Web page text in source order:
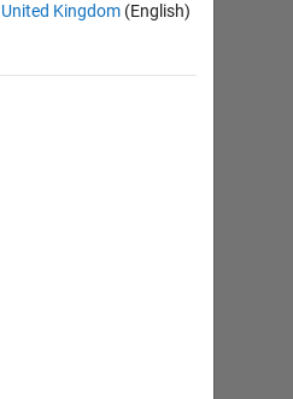
United Kingdom(English)